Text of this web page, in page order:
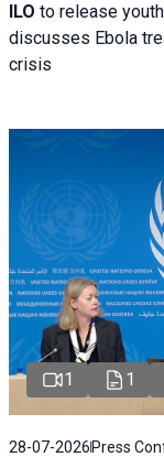
ILO to release
discusses Ebola
crisis
1 1
28-07-2026Press